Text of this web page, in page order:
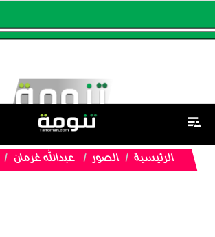
الرئيسية الصور عبدالله غرمان